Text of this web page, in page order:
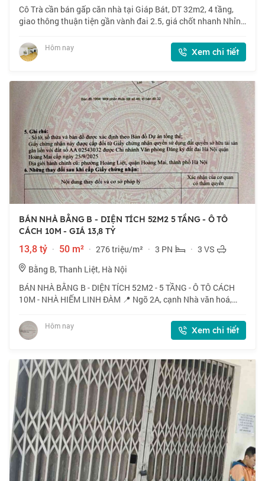
Cô Trà cần bán gấp căn nhà tại Giáp Bát, DT 32m2, 4 tầng,
giao thông thuận tiện gần vành đai 2.5, giá chốt nhanh Nhỉnh
32m2 x 4 tầng, mặt tiền 3
Hôm nay Xem chi tiết
BÁN NHÀ BẰNG B - DIỆN TÍCH 52M2 5 TẦNG - Ô TÔ
CÁCH 10M - GIÁ 13,8 TỶ
13,8 tỷ · 50 m² · 276 triệu/m² · 3 PN · 3 VS
Bằng B, Thanh Liệt, Hà Nội
BÁN NHÀ BẰNG B - DIỆN TÍCH 52M2 - 5 TẦNG - Ô TÔ CÁCH
10M - NHÀ HIẾM LINH ĐÀM 📍 Ngõ 2A, cạnh Nhà văn hoá,
tránh. 🏠 52m2 x 5 tầng, mặt tiền 4m.
Hôm nay Xem chi tiết